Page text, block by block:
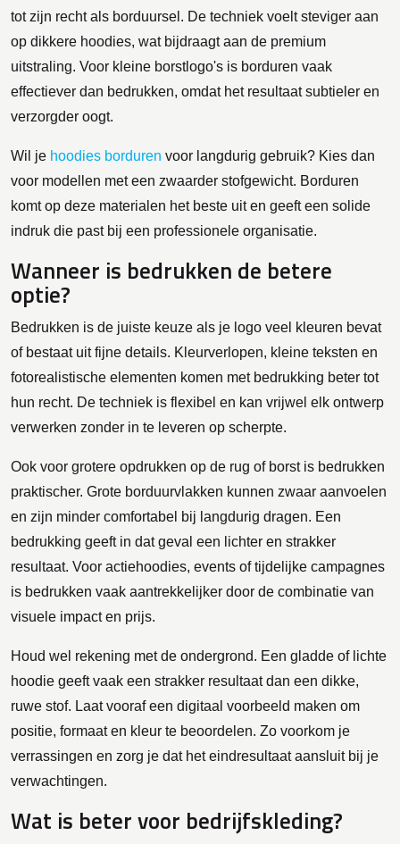
tot zijn recht als borduursel. De techniek voelt steviger aan
op dikkere hoodies, wat bijdraagt aan de premium
uitstraling. Voor kleine borstlogo's is borduren vaak
effectiever dan bedrukken, omdat het resultaat subtieler en
verzorgder oogt.
Wil je hoodies borduren voor langdurig gebruik? Kies dan
voor modellen met een zwaarder stofgewicht. Borduren
komt op deze materialen het beste uit en geeft een solide
indruk die past bij een professionele organisatie.
Wanneer is bedrukken de betere
optie?
Bedrukken is de juiste keuze als je logo veel kleuren bevat
of bestaat uit fijne details. Kleurverlopen, kleine teksten en
fotorealistische elementen komen met bedrukking beter tot
hun recht. De techniek is flexibel en kan vrijwel elk ontwerp
verwerken zonder in te leveren op scherpte.
Ook voor grotere opdrukken op de rug of borst is bedrukken
praktischer. Grote borduurvlakken kunnen zwaar aanvoelen
en zijn minder comfortabel bij langdurig dragen. Een
bedrukking geeft in dat geval een lichter en strakker
resultaat. Voor actiehoodies, events of tijdelijke campagnes
is bedrukken vaak aantrekkelijker door de combinatie van
visuele impact en prijs.
Houd wel rekening met de ondergrond. Een gladde of lichte
hoodie geeft vaak een strakker resultaat dan een dikke,
ruwe stof. Laat vooraf een digitaal voorbeeld maken om
positie, formaat en kleur te beoordelen. Zo voorkom je
verrassingen en zorg je dat het eindresultaat aansluit bij je
verwachtingen.
Wat is beter voor bedrijfskleding?